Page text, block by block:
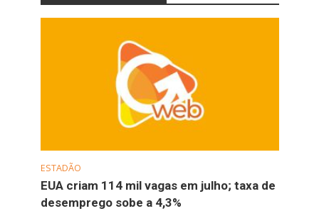
ESTADÃO
EUA criam 114 mil vagas em julho; taxa de
desemprego sobe a 4,3%